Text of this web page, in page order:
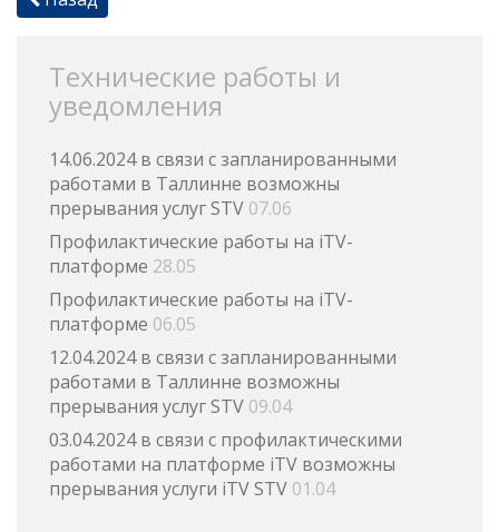
Технические работы и
уведомления
14.06.2024 в связи с запланированными
работами в Таллинне возможны
прерывания услуг STV 07.06
Профилактические работы на iTV-
платформе 28.05
Профилактические работы на iTV-
платформе 06.05
12.04.2024 в связи с запланированными
работами в Таллинне возможны
прерывания услуг STV 09.04
03.04.2024 в связи с профилактическими
работами на платформе iTV возможны
прерывания услуги iTV STV 01.04